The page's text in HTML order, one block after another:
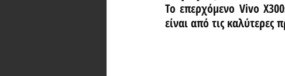
Το επερχόμενο Vivo
είναι από τις καλύτερες